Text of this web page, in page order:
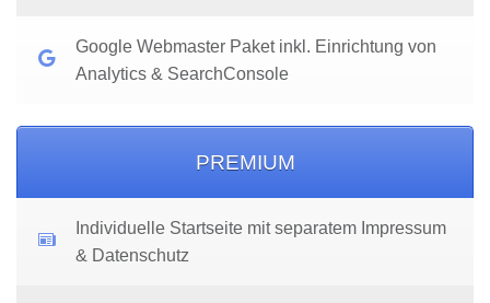
Google Webmaster Paket inkl. Einrichtung von
Analytics & SearchConsole
PREMIUM
Individuelle Startseite mit separatem Impressum
& Datenschutz